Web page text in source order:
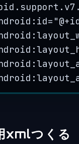
. support . v7
: id= "
:
:
:
:
xmlつくる